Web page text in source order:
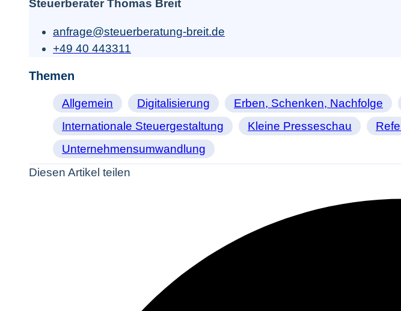
Steuerberater Thomas Breit
anfrage@steuerberatung-breit.de
+49 40 443311
Themen
Allgemein Digitalisierung Erben, Schenken, Nachfolge
Internationale Steuergestaltung
Kleine Presseschau
Unternehmensumwandlung
Diesen Artikel teilen